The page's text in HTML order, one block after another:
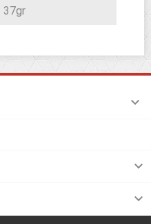
37gr


